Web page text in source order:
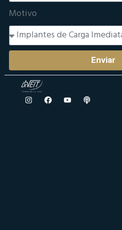
Motivo
Enviar